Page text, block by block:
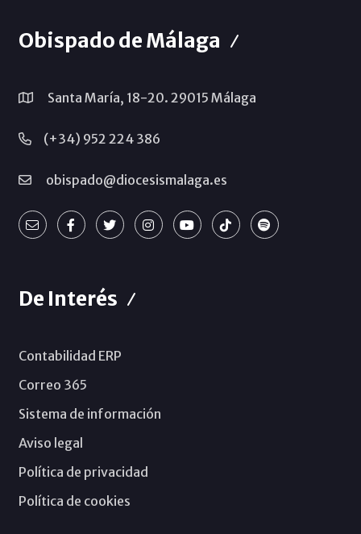
Obispado de Málaga
Santa María, 18-20. 29015 Málaga
(+34) 952 224 386
obispado@diocesismalaga.es
De Interés
Contabilidad ERP
Correo 365
Sistema de información
Aviso legal
Política de privacidad
Política de cookies